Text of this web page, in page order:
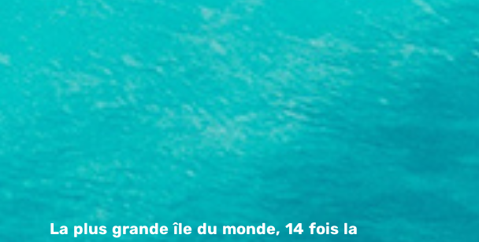
La plus grande île du monde, 14 fois la